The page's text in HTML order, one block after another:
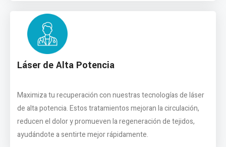
Láser de Alta Potencia
Maximiza tu recuperación con nuestras tecnologías de láser
de alta potencia. Estos tratamientos mejoran la circulación,
reducen el dolor y promueven la regeneración de tejidos,
ayudándote a sentirte mejor rápidamente.